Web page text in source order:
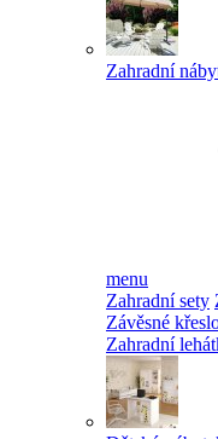
Zahradní
menu
Zahradní sety
Závěsné
Zahradní